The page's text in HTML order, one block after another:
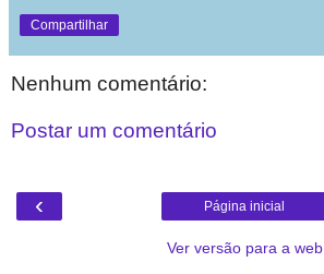
Compartilhar
Nenhum comentário:
Postar um comentário
‹ Página inicial
Ver versão para a web